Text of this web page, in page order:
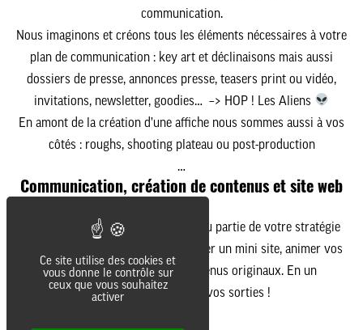
communication.
Nous imaginons et créons tous les éléments nécessaires à votre
plan de communication : key art et déclinaisons mais aussi
dossiers de presse, annonces presse, teasers print ou vidéo,
invitations, newsletter, goodies… –> HOP ! Les Aliens
En amont de la création d’une affiche nous sommes aussi à vos
côtés : roughs, shooting plateau ou post-production
…
Communication, création de contenus et site web
Nous pouvons intervenir sur tout ou partie de votre stratégie
de communication pour un film. Créer un mini site, animer vos
réseaux sociaux avec des contenus originaux. En un
motévènementialiser vos sorties !
Ce site utilise des cookies et
vous donne le contrôle sur
ceux que vous souhaitez
activer